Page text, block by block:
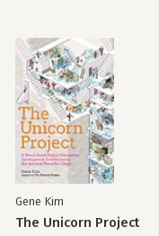
Gene Kim
The Unicorn Project